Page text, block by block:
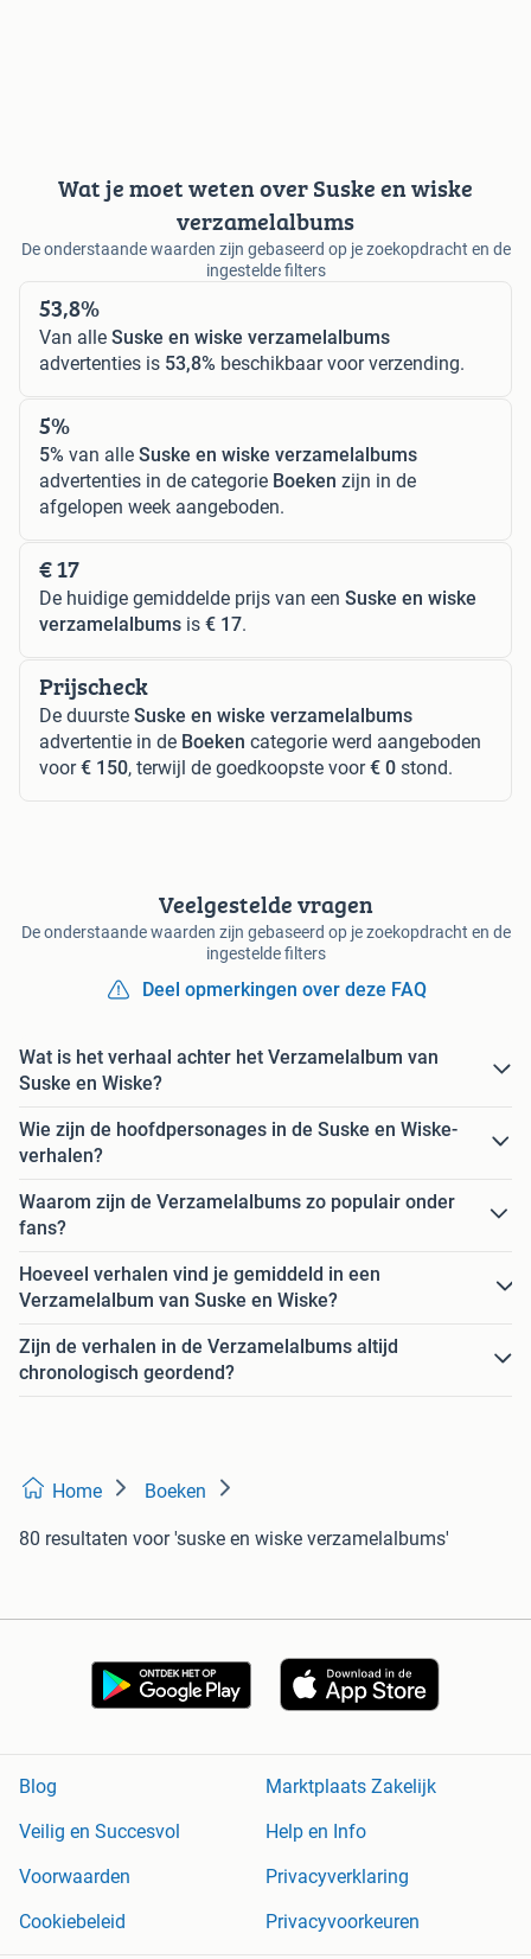
Wat je moet weten over Suske en wiske
verzamelalbums
De onderstaande waarden zijn gebaseerd op je zoekopdracht en de
ingestelde filters
53,8%
Van alle Suske en wiske verzamelalbums
advertenties is 53,8% beschikbaar voor verzending.
5%
5% van alle Suske en wiske verzamelalbums
advertenties in de categorie Boeken zijn in de
afgelopen week aangeboden.
€ 17
De huidige gemiddelde prijs van een Suske en wiske
verzamelalbums is € 17.
Prijscheck
De duurste Suske en wiske verzamelalbums
advertentie in de Boeken categorie werd aangeboden
voor€ 150, terwijl de goedkoopste voor€ 0 stond.
Veelgestelde vragen
De onderstaande waarden zijn gebaseerd op je zoekopdracht en de
ingestelde filters
Deel opmerkingen over deze FAQ
Wat is het verhaal achter het Verzamelalbum van
Suske en Wiske?
Wie zijn de hoofdpersonages in de Suske en Wiske-
verhalen?
Waarom zijn de Verzamelalbums zo populair onder
fans?
Hoeveel verhalen vind je gemiddeld in een
Verzamelalbum van Suske en Wiske?
Zijn de verhalen in de Verzamelalbums altijd
chronologisch geordend?
Home Boeken
80 resultaten voor 'suske en wiske verzamelalbums'
Blog
Marktplaats Zakelijk
Veilig en Succesvol
Help en Info
Voorwaarden
Privacyverklaring
Cookiebeleid
Privacyvoorkeuren